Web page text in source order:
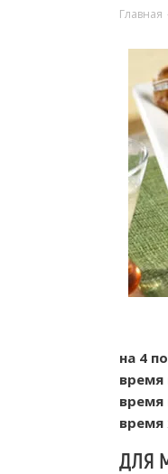
Главная
на 4
время
время
время
ДЛЯ